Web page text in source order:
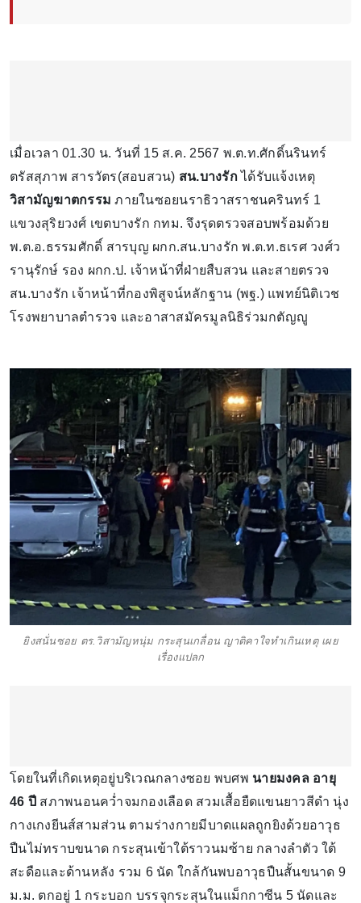
เมื่อเวลา 01.30 น. วันที่ 15 ส.ค. 2567 พ.ต.ท.ศักดิ์นรินทร์
ตรัสสุภาพ สารวัตร(สอบสวน) สน.บางรักได้รับแจ้งเหตุ
วิสามัญฆาตกรรม ภายในซอยนราธิวาสราชนครินทร์ 1
แขวงสุริยวงศ์ เขตบางรัก กทม. จึงรุดตรวจสอบพร้อมด้วย
พ.ต.อ.ธรรมศักดิ์ สารบุญ ผกก.สน.บางรัก พ.ต.ท.ธเรศ วงศ์ว
รานุรักษ์ รอง ผกก.ป. เจ้าหน้าที่ฝ่ายสืบสวน และสายตรวจ
สน.บางรัก เจ้าหน้าที่กองพิสูจน์หลักฐาน (พฐ.) แพทย์นิติเวช
โรงพยาบาลตำรวจ และอาสาสมัครมูลนิธิร่วมกตัญญู
ยิงสนั่นซอย ตร.วิสามัญหนุ่ม กระสุนเกลื่อน ญาติคาใจทำเกินเหตุ เผย
เรื่องแปลก
โดยในที่เกิดเหตุอยู่บริเวณกลางซอย พบศพ นายมงคล อายุ
46 ปี สภาพนอนคว่ำจมกองเลือด สวมเสื้อยืดแขนยาวสีดำ นุ่ง
กางเกงยีนส์สามส่วน ตามร่างกายมีบาดแผลถูกยิงด้วยอาวุธ
ปืนไม่ทราบขนาด กระสุนเข้าใต้ราวนมซ้าย กลางลำตัว ใต้
สะดือและด้านหลัง รวม 6 นัด ใกล้กันพบอาวุธปืนสั้นขนาด 9
ม.ม. ตกอยู่ 1 กระบอก บรรจุกระสุนในแม็กกาซีน 5 นัดและ